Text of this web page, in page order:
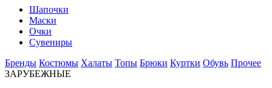
Шапочки
Маски
Очки
Сувениры
Бренды Костюмы Халаты Топы Брюки Куртки Обувь Прочее
ЗАРУБЕЖНЫЕ